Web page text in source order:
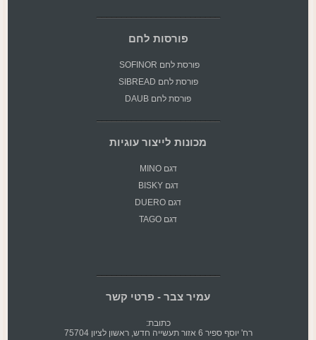
פורסות לחם
פורסת לחם SOFINOR
פורסת לחם SIBREAD
פורסת לחם DAUB
מכונות לייצור עוגיות
דגם MINO
דגם BISKY
דגם DUERO
דגם TAGO
עמיר צבר - פרטי קשר
כתובת:
רח' יוסף ספיר 6 אזור תעשייה חדש, ראשון לציון 75704